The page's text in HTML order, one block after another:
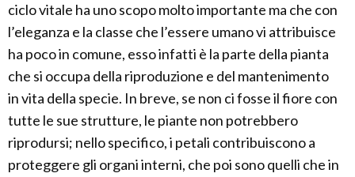
ciclo vitale ha uno scopo molto importante ma che con
l’eleganza e la classe che l’essere umano vi attribuisce
ha poco in comune, esso infatti è la parte della pianta
che si occupa della riproduzione e del mantenimento
in vita della specie. In breve, se non ci fosse il fiore con
tutte le sue strutture, le piante non potrebbero
riprodursi; nello specifico, i petali contribuiscono a
proteggere gli organi interni, che poi sono quelli che in